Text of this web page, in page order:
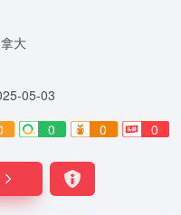
大
05-03
0 0 0